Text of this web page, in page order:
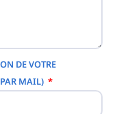
DE VOTRE
MAIL)